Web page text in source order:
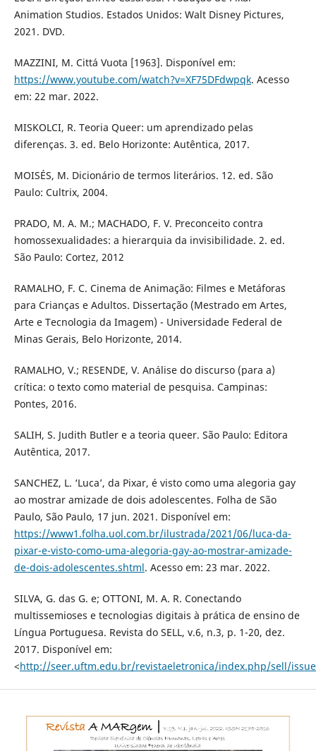
Animation Studios. Estados Unidos: Walt Disney Pictures,
2021. DVD.
MAZZINI, M. Cittá Vuota [1963]. Disponível em:
https://www.youtube.com/watch?v=XF75DFdwpqk. Acesso
em: 22 mar. 2022.
MISKOLCI, R. Teoria Queer: um aprendizado pelas
diferenças. 3. ed. Belo Horizonte: Autêntica, 2017.
MOISÉS, M. Dicionário de termos literários. 12. ed. São
Paulo: Cultrix, 2004.
PRADO, M. A. M.; MACHADO, F. V. Preconceito contra
homossexualidades: a hierarquia da invisibilidade. 2. ed.
São Paulo: Cortez, 2012
RAMALHO, F. C. Cinema de Animação: Filmes e Metáforas
para Crianças e Adultos. Dissertação (Mestrado em Artes,
Arte e Tecnologia da Imagem) - Universidade Federal de
Minas Gerais, Belo Horizonte, 2014.
RAMALHO, V.; RESENDE, V. Análise do discurso (para a)
crítica: o texto como material de pesquisa. Campinas:
Pontes, 2016.
SALIH, S. Judith Butler e a teoria queer. São Paulo: Editora
Autêntica, 2017.
SANCHEZ, L. ‘Luca’, da Pixar, é visto como uma alegoria gay
ao mostrar amizade de dois adolescentes. Folha de São
Paulo, São Paulo, 17 jun. 2021. Disponível em:
https://www1.folha.uol.com.br/ilustrada/2021/06/luca-da-
pixar-e-visto-como-uma-alegoria-gay-ao-mostrar-amizade-
de-dois-adolescentes.shtml. Acesso em: 23 mar. 2022.
SILVA, G. das G. e; OTTONI, M. A. R. Conectando
multissemioses e tecnologias digitais à prática de ensino de
Língua Portuguesa. Revista do SELL, v.6, n.3, p. 1-20, dez.
2017. Disponível em:
<http://seer.uftm.edu.br/revistaeletronica/index.php/sell/